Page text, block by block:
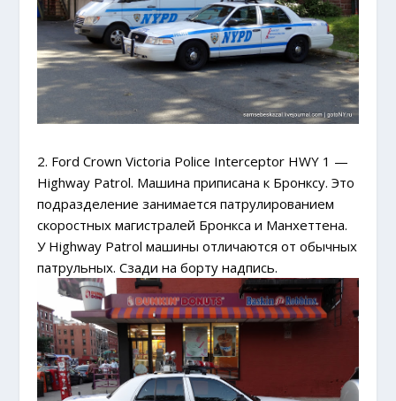
2. Ford Crown Victoria Police Interceptor HWY 1 —
Highway Patrol. Машина приписана к Бронксу. Это
подразделение занимается патрулированием
скоростных магистралей Бронкса и Манхеттена.
У Highway Patrol машины отличаются от обычных
патрульных. Сзади на борту надпись.